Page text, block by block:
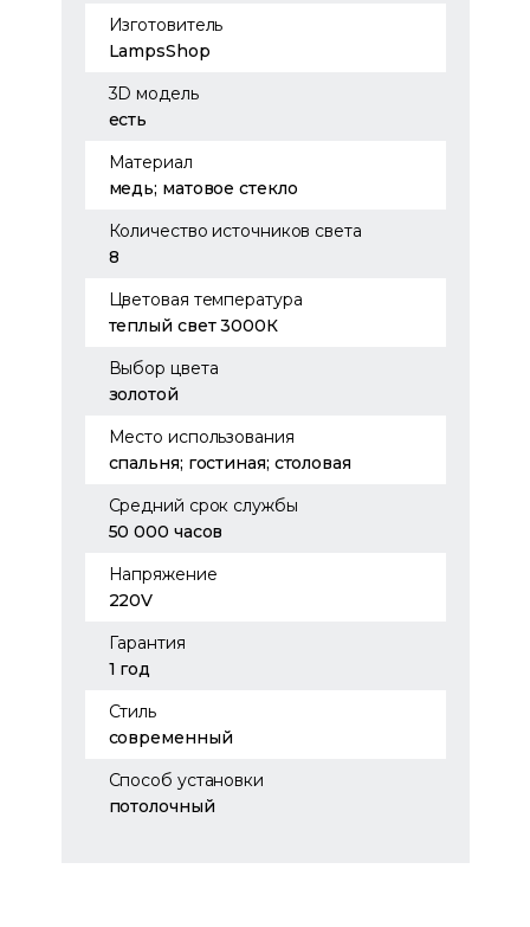
Изготовитель
LampsShop
3D модель
есть
Материал
медь; матовое стекло
Количество источников света
8
Цветовая температура
теплый свет 3000К
Выбор цвета
золотой
Место использования
спальня; гостиная; столовая
Средний срок службы
50 000 часов
Напряжение
220V
Гарантия
1 год
Стиль
современный
Способ установки
потолочный